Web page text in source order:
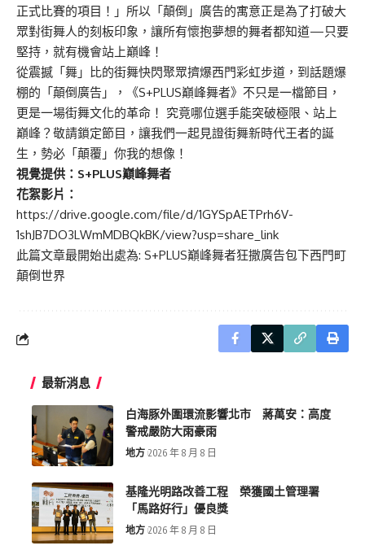
正式比賽的項目！」所以「顛倒」廣告的寓意正是為了打破大
眾對街舞人的刻板印象，讓所有懷抱夢想的舞者都知道—只要
堅持，就有機會站上巔峰！
從震撼「舞」比的街舞快閃聚眾擠爆西門彩虹步道，到話題爆
棚的「顛倒廣告」，《S+PLUS巔峰舞者》不只是一檔節目，
更是一場街舞文化的革命！ 究竟哪位選手能突破極限、站上
巔峰？敬請鎖定節目，讓我們一起見證街舞新時代王者的誕
生，勢必「顛覆」你我的想像！
視覺提供：S+PLUS巔峰舞者
花絮影片：
https://drive.google.com/file/d/1GYSpAETPrh6V-
1shJB7DO3LWmMDBQkBK/view?usp=share_link
此篇文章最開始出處為: S+PLUS巔峰舞者狂撒廣告包下西門町
顛倒世界
最新消息
白海豚外圍環流影響北市 蔣萬安：高度
警戒嚴防大雨豪雨
地方 2026 年 8 月 8 日
基隆光明路改善工程 榮獲國土管理署
「馬路好行」優良獎
地方 2026 年 8 月 8 日